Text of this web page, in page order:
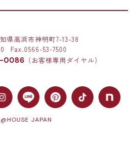
県高浜市神明町7-13-38
Fax.0566-53-7500
0086 （お客様専用ダイヤル）
@HOUSE JAPAN